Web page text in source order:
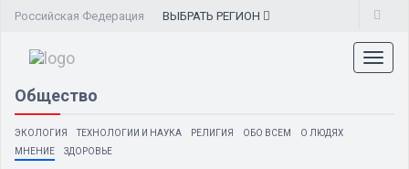
Российская Федерация ВЫБРАТЬ РЕГИОН
Общество
ЭКОЛОГИЯ ТЕХНОЛОГИИ И НАУКА РЕЛИГИЯ ОБО ВСЕМ
О ЛЮДЯХ
МНЕНИЕ
ЗДОРОВЬЕ